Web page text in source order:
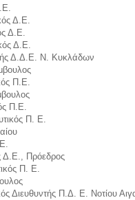
Δ.Ε.
Δ.Ε.
Δ.Ε.
Δ.Δ.Ε. Ν. Κυκλάδων
Π.Ε.
Π.Ε.
Π. Ε.
Δ.Ε., Πρόεδρος
Π. Ε.
Διευθυντής Π.Δ. Ε. Νοτίου